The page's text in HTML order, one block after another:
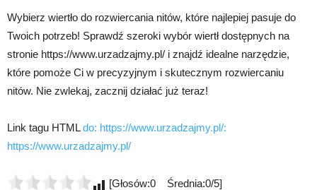
Wybierz wiertło do rozwiercania nitów, które najlepiej pasuje do
Twoich potrzeb! Sprawdź szeroki wybór wiertł dostępnych na
stronie https://www.urzadzajmy.pl/ i znajdź idealne narzędzie,
które pomoże Ci w precyzyjnym i skutecznym rozwiercaniu
nitów. Nie zwlekaj, zacznij działać już teraz!
Link tagu HTMLdo: https://www.urzadzajmy.pl/:
https://www.urzadzajmy.pl/
[Głosów:0 Średnia:0/5]